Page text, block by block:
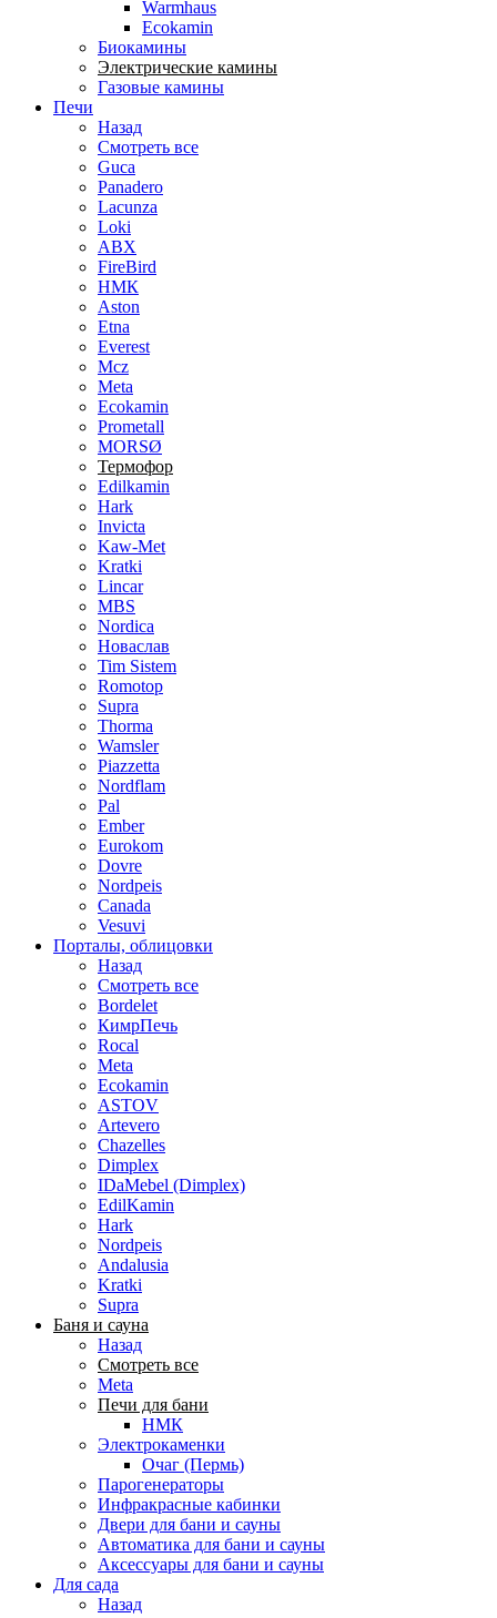
Warmhaus
Ecokamin
Биокамины
Электрические камины
Газовые камины
Печи
Назад
Смотреть все
Guca
Panadero
Lacunza
Loki
ABX
FireBird
НМК
Aston
Etna
Everest
Mcz
Meta
Ecokamin
Prometall
MORSØ
Термофор
Edilkamin
Hark
Invicta
Kaw-Met
Kratki
Lincar
MBS
Nordica
Новаслав
Tim Sistem
Romotop
Supra
Thorma
Wamsler
Piazzetta
Nordflam
Pal
Ember
Eurokom
Dovre
Nordpeis
Canada
Vesuvi
Порталы, облицовки
Назад
Смотреть все
Bordelet
КимрПечь
Rocal
Meta
Ecokamin
ASTOV
Artevero
Chazelles
Dimplex
IDaMebel (Dimplex)
EdilKamin
Hark
Nordpeis
Andalusia
Kratki
Supra
Баня и сауна
Назад
Смотреть все
Meta
Печи для бани
НМК
Электрокаменки
Очаг (Пермь)
Парогенераторы
Инфракрасные кабинки
Двери для бани и сауны
Автоматика для бани и сауны
Аксессуары для бани и сауны
Для сада
Назад